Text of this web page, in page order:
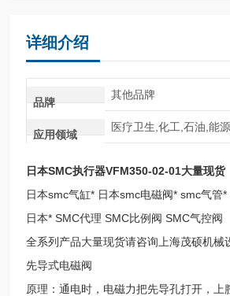
详细介绍
品牌
其他品牌
应用领域
医疗卫生,化工,石油,能
日本SMC执行器VFM350-02-01大量现货
日本smc气缸* 日本smc电磁阀* smc气管
日本* SMC代理 SMC比例阀 SMC气控阀
全系列产品大量现货请咨询上海茂硕机械
先导式电磁阀
原理：通电时，电磁力把先导孔打开，上